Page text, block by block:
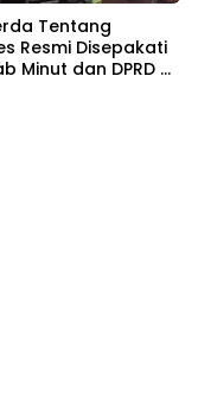
Tentang
Resmi Disepakati
Minut dan DPRD di